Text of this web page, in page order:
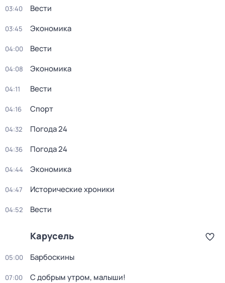
03:40 Вести
03:45 Экономика
04:00 Вести
04:08 Экономика
04:11 Вести
04:16 Спорт
04:32 Погода 24
04:36 Погода 24
04:44 Экономика
04:47 Исторические хроники
04:52 Вести
Карусель
05:00 Барбоскины
07:00 С добрым утром, малыши!